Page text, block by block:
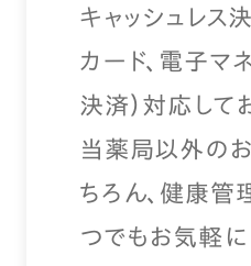
キャッシュレス
カード、電子マ
決済）対応して
当薬局以外の
ちろん、健康管
つでもお気軽